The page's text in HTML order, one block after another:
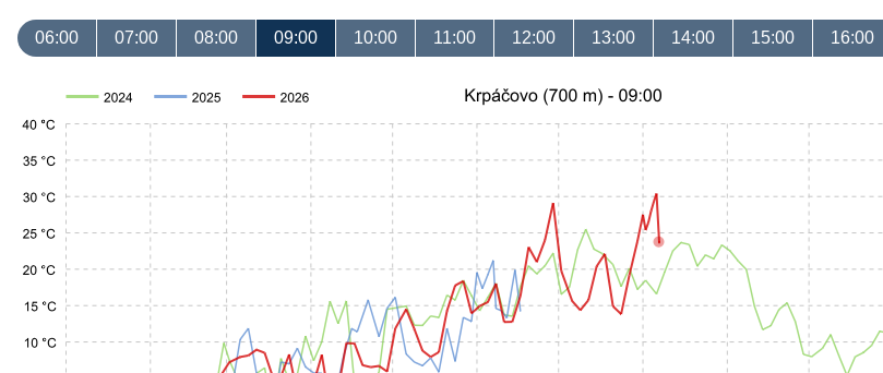
06:00 07:00 08:00 09:00 10:00 11:00 12:00 13:00 14:00 15:00 16:00